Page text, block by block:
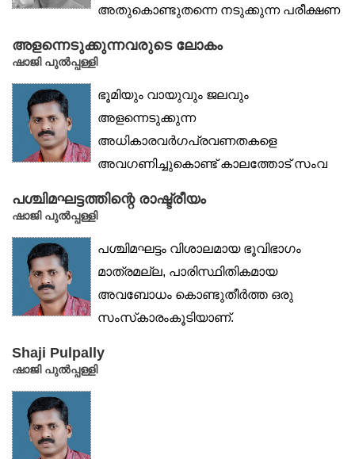
അതുകൊണ്ടുതന്നെ നടുക്കുന്ന പരീക്ഷണ
അളന്നെടുക്കുന്നവരുടെ ലോകം
ഷാജി പുൽപ്പള്ളി
ഭൂമിയും വായുവും ജലവും
അളന്നെടുക്കുന്ന
അധികാരവർഗപ്രവണതകളെ
അവഗണിച്ചുകൊണ്ട് കാലത്തോട് സംവ
പശ്ചിമഘട്ടത്തിന്റെ രാഷ്ട്രീയം
ഷാജി പുൽപ്പള്ളി
പശ്ചിമഘട്ടം വിശാലമായ ഭൂവിഭാഗം
മാത്രമല്ല, പാരിസ്ഥിതികമായ
അവബോധം കൊണ്ടുതീര്‍ത്ത ഒരു
സംസ്‌കാരംകൂടിയാണ്.
Shaji Pulpally
ഷാജി പുൽപ്പള്ളി